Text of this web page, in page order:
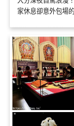
家休息卻意外包場